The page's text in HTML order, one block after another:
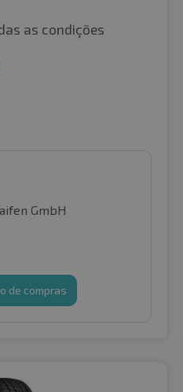
as condições
GmbH
de compras